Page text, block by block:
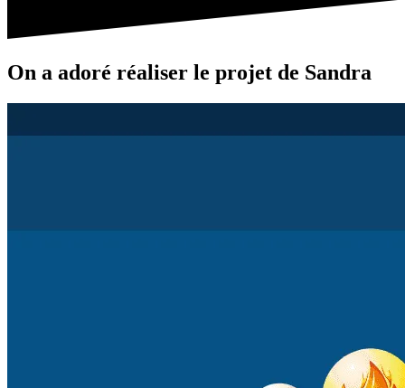
On a adoré réaliser le projet de Sandra